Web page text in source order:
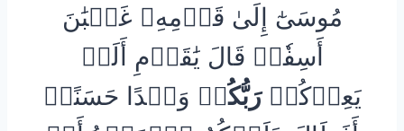
مُوسَىٰٓ إِلَىٰ قَوۡمِهِۦ غَضۡبَٰنَ
أَسِفٗاۚ قَالَ يَٰقَوۡمِ أَلَمۡ
يَعِدۡكُمۡرَبُّكُمۡ وَعۡدًا حَسَنًاۚ